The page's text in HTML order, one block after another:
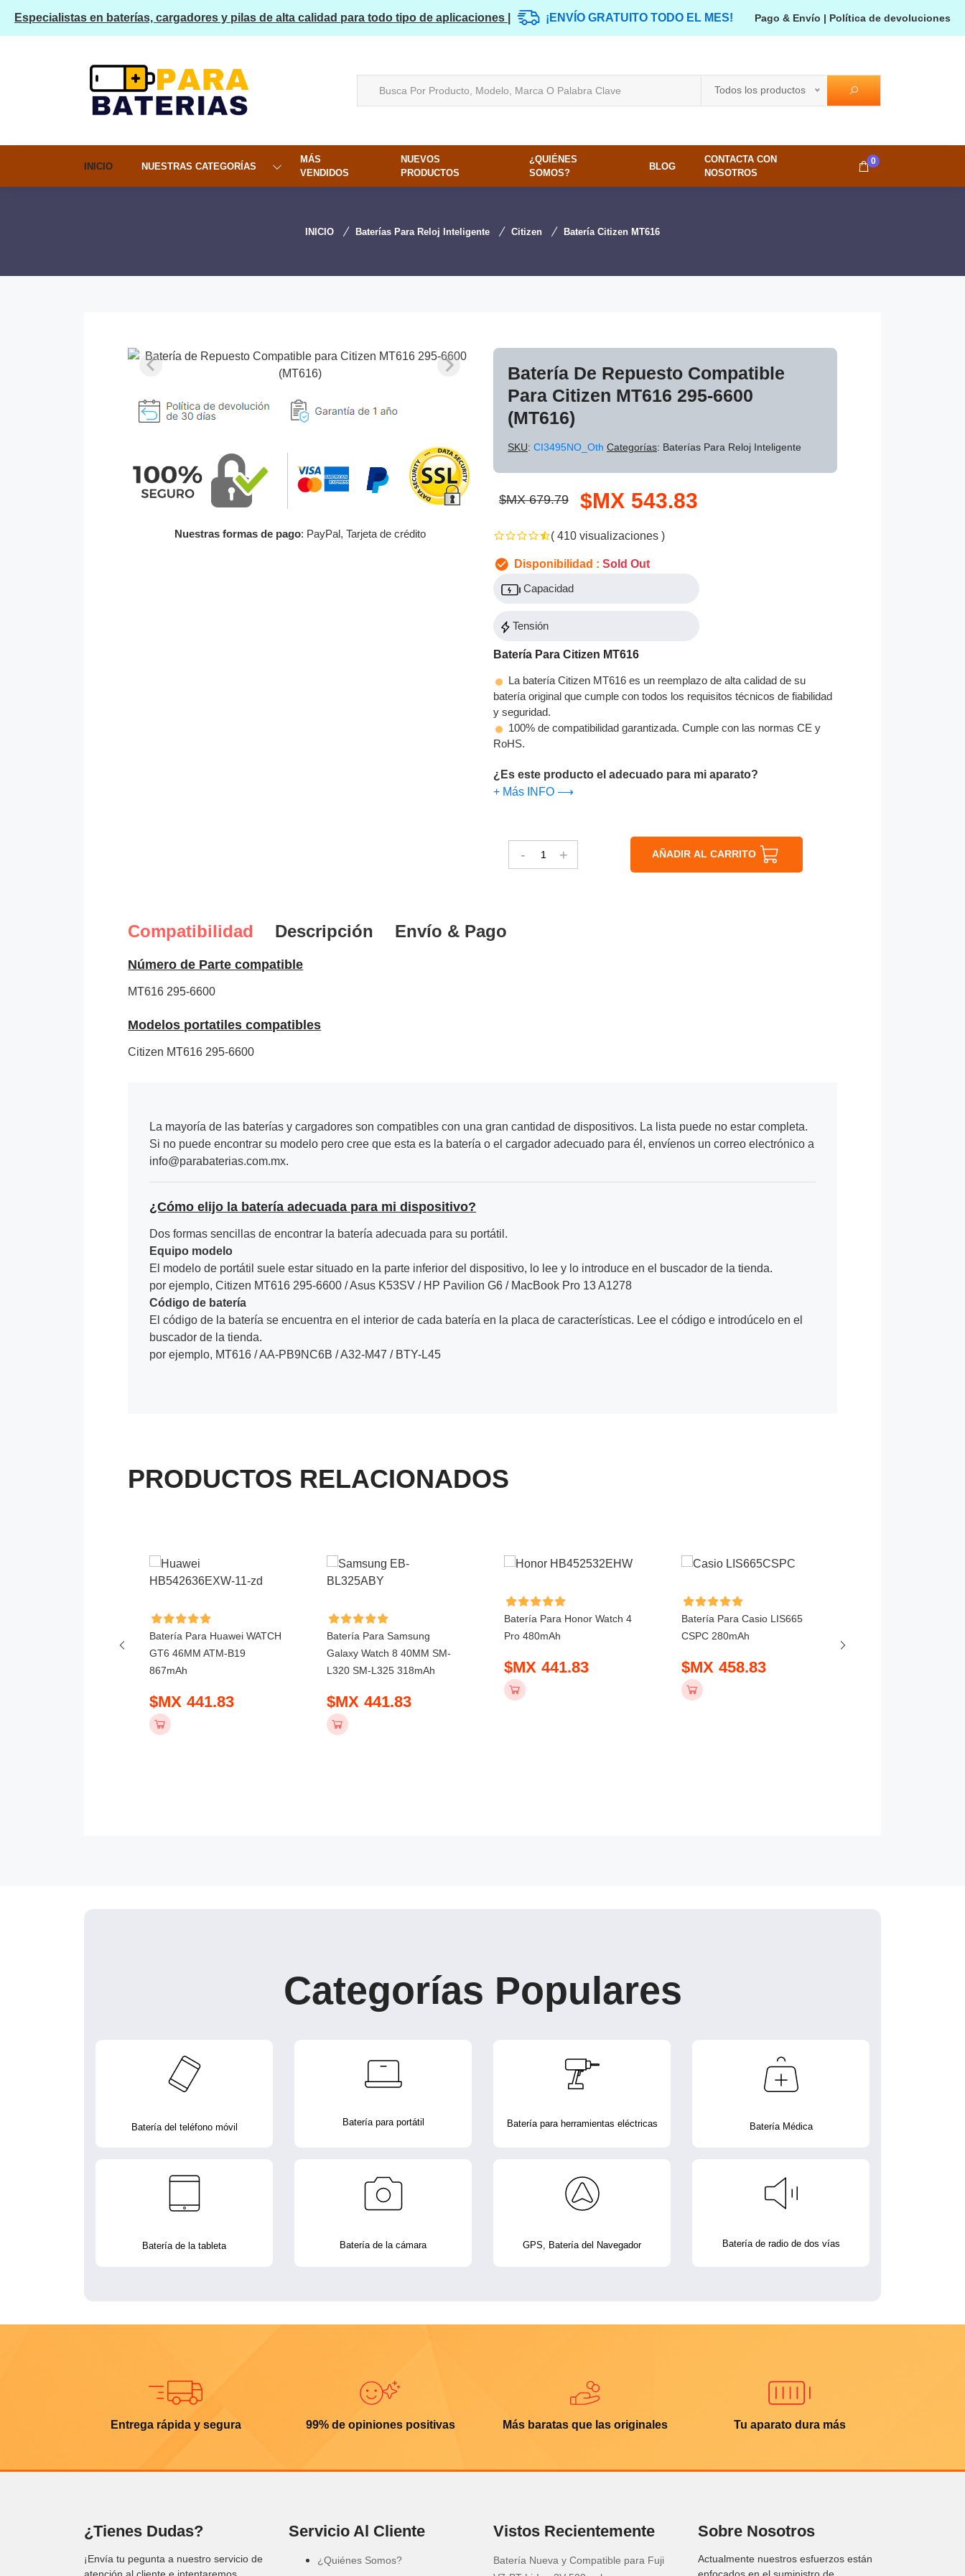
Especialistas en baterías, cargadores y pilas de alta calidad para todo tipo de aplicaciones | ¡ENVÍO GRATUITO TODO EL MES! Pago & Envío | Política de devoluciones
Todos los productos
INICIO NUESTRAS CATEGORÍAS
MÁS
VENDIDOS
NUEVOS
PRODUCTOS
¿QUIÉNES
SOMOS?
BLOG
CONTACTA CON
NOSOTROS
0
INICIO Baterías Para Reloj Inteligente Citizen Batería Citizen MT616
Nuestras formas de pago: PayPal, Tarjeta de crédito
Batería De Repuesto Compatible
Para Citizen MT616 295-6600
(MT616)
SKU: CI3495NO_Oth Categorías: Baterías Para Reloj Inteligente
$MX 679.79 $MX 543.83
( 410 visualizaciones )
Disponibilidad : Sold Out
Capacidad
Tensión
Batería Para Citizen MT616
La batería Citizen MT616 es un reemplazo de alta calidad de su
batería original que cumple con todos los requisitos técnicos de fiabilidad
y seguridad.
100% de compatibilidad garantizada. Cumple con las normas CE y
RoHS.
¿Es este producto el adecuado para mi aparato?
+ Más INFO ⟶
- + AÑADIR AL CARRITO
Compatibilidad Descripción Envío & Pago
Número de Parte compatible
MT616 295-6600
Modelos portatiles compatibles
Citizen MT616 295-6600
La mayoría de las baterías y cargadores son compatibles con una gran cantidad de dispositivos. La lista puede no estar completa.
Si no puede encontrar su modelo pero cree que esta es la batería o el cargador adecuado para él, envíenos un correo electrónico a
info@parabaterias.com.mx.
¿Cómo elijo la batería adecuada para mi dispositivo?
Dos formas sencillas de encontrar la batería adecuada para su portátil.
Equipo modelo
El modelo de portátil suele estar situado en la parte inferior del dispositivo, lo lee y lo introduce en el buscador de la tienda.
por ejemplo, Citizen MT616 295-6600 / Asus K53SV / HP Pavilion G6 / MacBook Pro 13 A1278
Código de batería
El código de la batería se encuentra en el interior de cada batería en la placa de características. Lee el código e introdúcelo en el
buscador de la tienda.
por ejemplo, MT616 / AA-PB9NC6B / A32-M47 / BTY-L45
PRODUCTOS RELACIONADOS
Batería Para Huawei WATCH
GT6 46MM ATM-B19
867mAh
$MX 441.83
Batería Para Samsung
Galaxy Watch 8 40MM SM-
L320 SM-L325 318mAh
$MX 441.83
Batería Para Honor Watch 4
Pro 480mAh
$MX 441.83
Batería Para Casio LIS665
CSPC 280mAh
$MX 458.83
Categorías Populares
Batería del teléfono móvil Batería para portátil Batería para herramientas eléctricas Batería Médica
Batería de la tableta Batería de la cámara GPS, Batería del Navegador Batería de radio de dos vías
Entrega rápida y segura 99% de opiniones positivas Más baratas que las originales Tu aparato dura más
¿Tienes Dudas?
¡Envía tu pegunta a nuestro servicio de
Servicio Al Cliente
¿Quiénes Somos?
Vistos Recientemente
Batería Nueva y Compatible para Fuji
Sobre Nosotros
Actualmente nuestros esfuerzos están